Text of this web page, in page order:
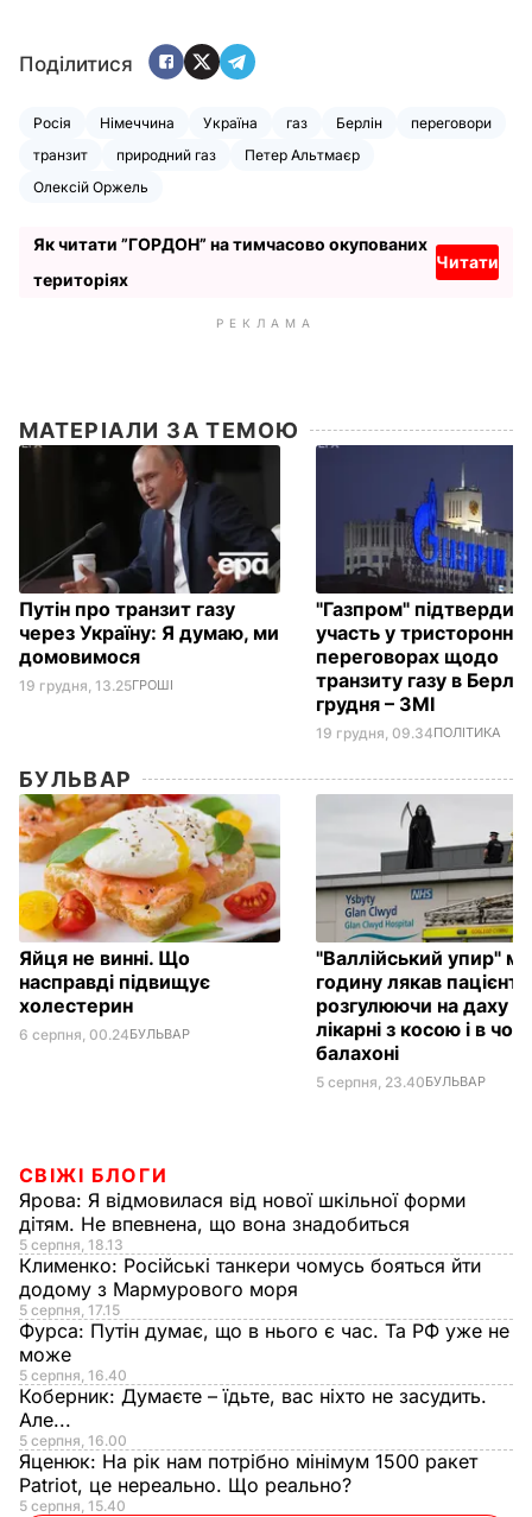
Поділитися
Росія Німеччина Україна газ Берлін
переговори
транзит
природний газ
Петер Альтмаєр
Олексій Оржель
Як читати ”ГОРДОН” на тимчасово окупованих
територіях
Читати
РЕКЛАМА
МАТЕРІАЛИ ЗА ТЕМОЮ
Путін про транзит газу
через Україну: Я думаю, ми
домовимося
19 грудня, 13.25ГРОШІ
"Газпром" підтвердив
участь у тристоронніх
переговорах щодо
транзиту газу в
грудня – ЗМІ
19 грудня, 09.34ПОЛІТИКА
БУЛЬВАР
Яйця не винні. Що
насправді підвищує
холестерин
6 серпня, 00.24БУЛЬВАР
"Валлійський упир"
годину лякав
розгулюючи на даху
лікарні з косою і в
балахоні
5 серпня, 23.40БУЛЬВАР
СВІЖІ БЛОГИ
Ярова: Я відмовилася від нової шкільної форми
дітям. Не впевнена, що вона знадобиться
5 серпня, 18.13
Клименко: Російські танкери чомусь бояться йти
додому з Мармурового моря
5 серпня, 17.15
Фурса: Путін думає, що в нього є час. Та РФ уже не
може
5 серпня, 16.40
Коберник: Думаєте – їдьте, вас ніхто не засудить.
Але...
5 серпня, 16.00
Яценюк: На рік нам потрібно мінімум 1500 ракет
Patriot, це нереально. Що реально?
5 серпня, 15.40